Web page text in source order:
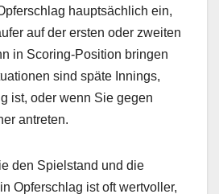
hauptsächlich ein,
auf der ersten oder zweiten
in Scoring-Position bringen
sind späte Innings,
ist, oder wenn Sie gegen
antreten.
den Spielstand und die
Opferschlag ist oft wertvoller,